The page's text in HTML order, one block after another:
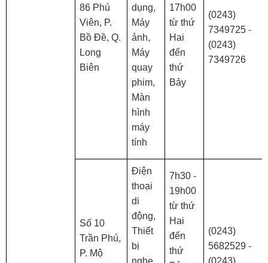
86 Phú
Viên, P.
Bồ Đề, Q.
Long
Biên
dụng,
Máy
ảnh,
Máy
quay
phim,
Màn
hình
máy
tính
17h00
từ thứ
Hai
đến
thứ
Bảy
(0243)
7349725 -
(0243)
7349726
Số 10
Trần Phú,
P. Mộ
Điện
thoại
di
động,
Thiết
bị
nghe
7h30 -
19h00
từ thứ
Hai
đến
thứ
(0243)
5682529 -
(0243)